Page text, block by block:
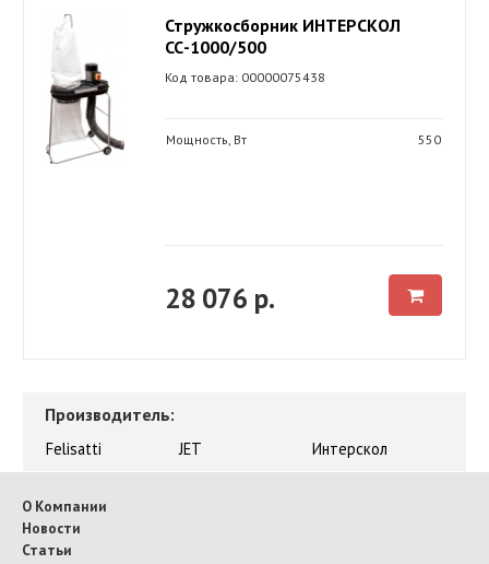
Стружкосборник ИНТЕРСКОЛ
СС-1000/500
Код товара: 00000075438
Мощность, Вт 550
28 076 р.
Производитель:
Felisatti JET Интерскол
О Компании
Новости
Статьи